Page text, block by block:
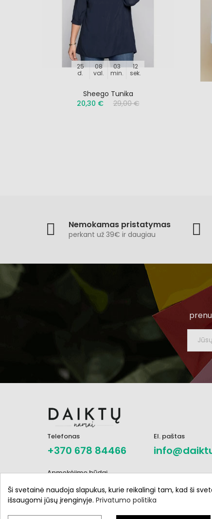
25
d.
08
val.
03
min.
11
sek.
Sheego Tunika
20,30 €
29,00 €
Nemokamas pristatymas
perkant už 39€ ir daugiau
Telefonas
+370 678 84466
El. paštas
Apmokėjimo būdai
Ši svetainė naudoja slapukus, kurie reikalingi tam, kad ši
išsaugomi jūsų įrenginyje. Privatumo politika